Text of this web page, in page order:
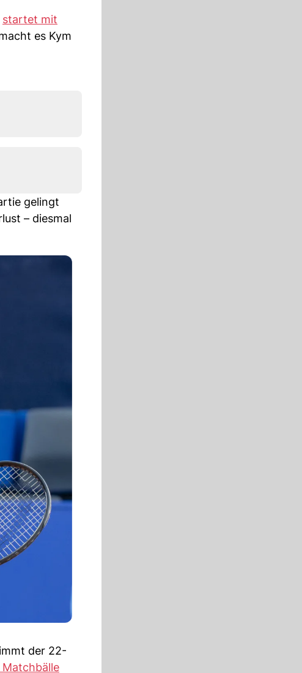
startet mit
es Kym
gelingt
– diesmal
der 22-
Matchbälle